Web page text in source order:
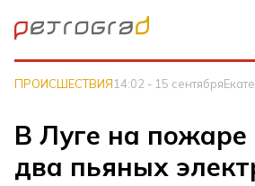
ПРОИСШЕСТВИЯ14:02 - 15 сентября
В Луге на пожаре
два пьяных